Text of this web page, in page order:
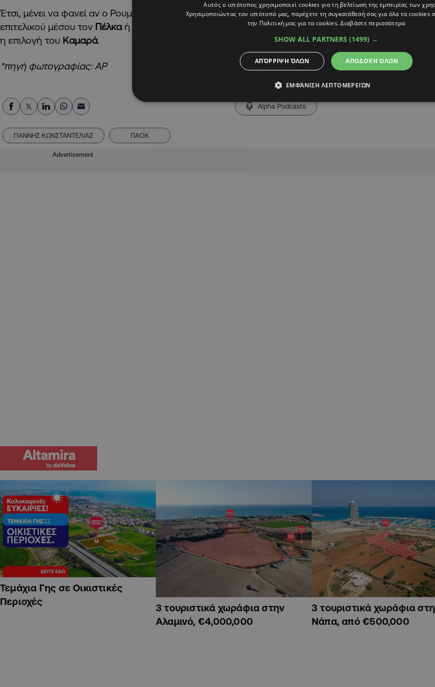
Έτσι, μένει να φανεί αν ο Ρουμανός τεχνικός χρησιμοποιήσει σε ρόλο
επιτελικού μέσου τον Πέλκαή προτιμήσει τον
, ενώ υπάρχει και
η επιλογή του Καμαρά.
*πηγή φωτογραφίας: ΑΡ
Alpha Podcasts
ΓΙΑΝΝΗΣ ΚΩΝΣΤΑΝΤΕΛΙΑΣ ΠΑΟΚ
Advertisement
Τεμάχια Γης σε Οικιστικές
Περιοχές
3 τουριστικά χωράφια στην
Αλαμινό, €4,000,000
3 τουριστικά χωράφια
Νάπα, από €500,000
Αυτός ο ιστότοπος χρησιμοποιεί cookies για τη βελτίωση της εμπειρίας των
Χρησιμοποιώντας τον ιστότοπό μας, παρέχετε τη συγκατάθεσή σας για όλα τα cookies
την Πολιτική μας για τα cookies.Διαβάστε περισσότερα
SHOW ALL PARTNERS (1499) →
ΑΠΟΔΟΧΉ ΌΛΩΝ
ΑΠΌΡΡΙΨΗ ΌΛΩΝ
ΕΜΦΆΝΙΣΗ ΛΕΠΤΟΜΕΡΕΙΏΝ